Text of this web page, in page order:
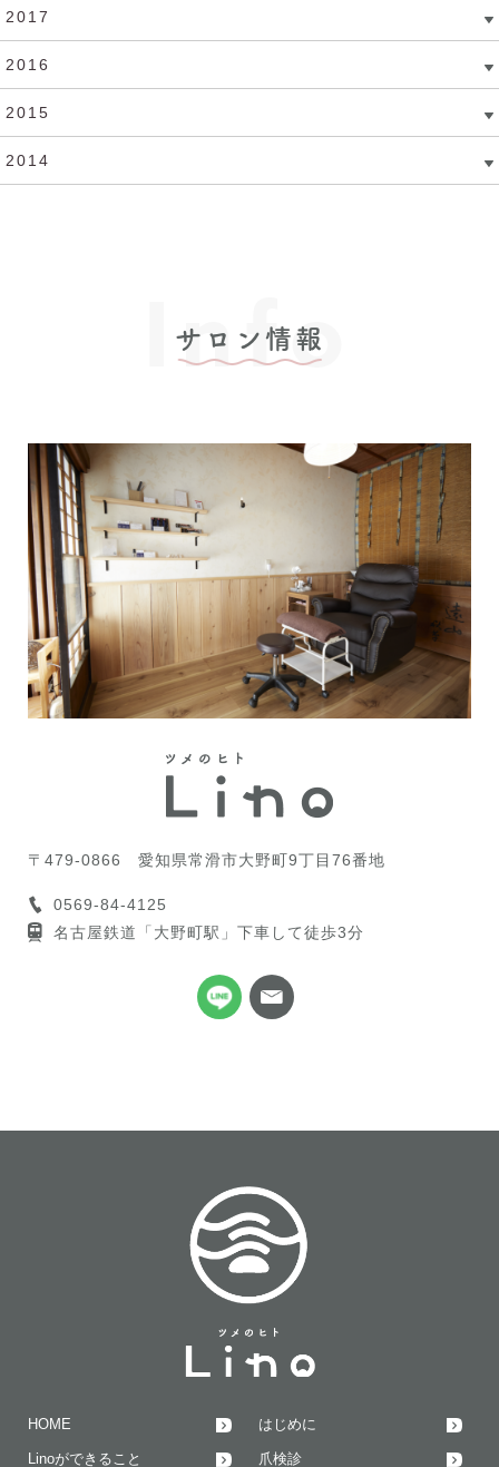
2017
2016
2015
2014
サロン情報
Info
〒479-0866 愛知県常滑市大野町9丁目76番地
0569-84-4125
名古屋鉄道「大野町駅」下車して徒歩3分
HOME はじめに
Linoができること 爪検診